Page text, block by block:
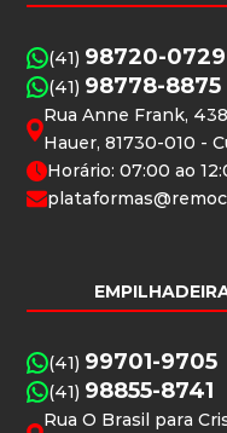
(41) 98720-0729
(41) 98778-8875
Rua Anne Frank,
Hauer, 81730-010 -
Horário: 07:00 ao
(41) 99701-9705
(41) 98855-8741
Rua O Brasil para